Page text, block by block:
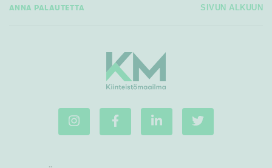
ANNA PALAUTETTA SIVUN ALKUUN